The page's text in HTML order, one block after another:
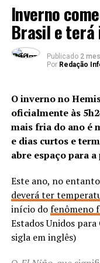
equilibrados com
que mesmo níveis
associados a uma
relações dose-
resultados de
que atualmente se
escreveram os
Além disso, outras
clandestina, e
Crimes Contra a
fecharam uma loja
produtos
da Polícia Militar
da ação,
Itanhangá,
uma área de mata
baleados e
Barra da Tijuca.
Inverno
Brasil e terá
Publicado 2
Por Redação
O inverno no
oficialmente às
mais fria do ano é
e dias curtos e
abre espaço para
Este ano, no
deverá ter
início dofenômeno
Estados Unidos
sigla em inglês)